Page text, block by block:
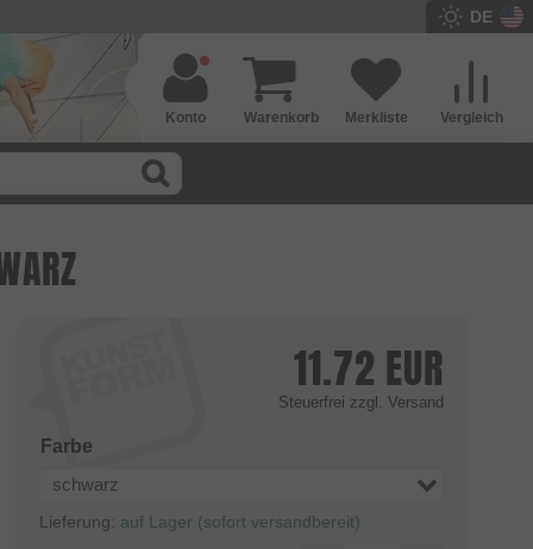
DE
Vergleich
Merkliste
Warenkorb
Konto
11.72 EUR
Steuerfrei zzgl. Versand
Farbe
schwarz
Lieferung: auf Lager (sofort versandbereit)